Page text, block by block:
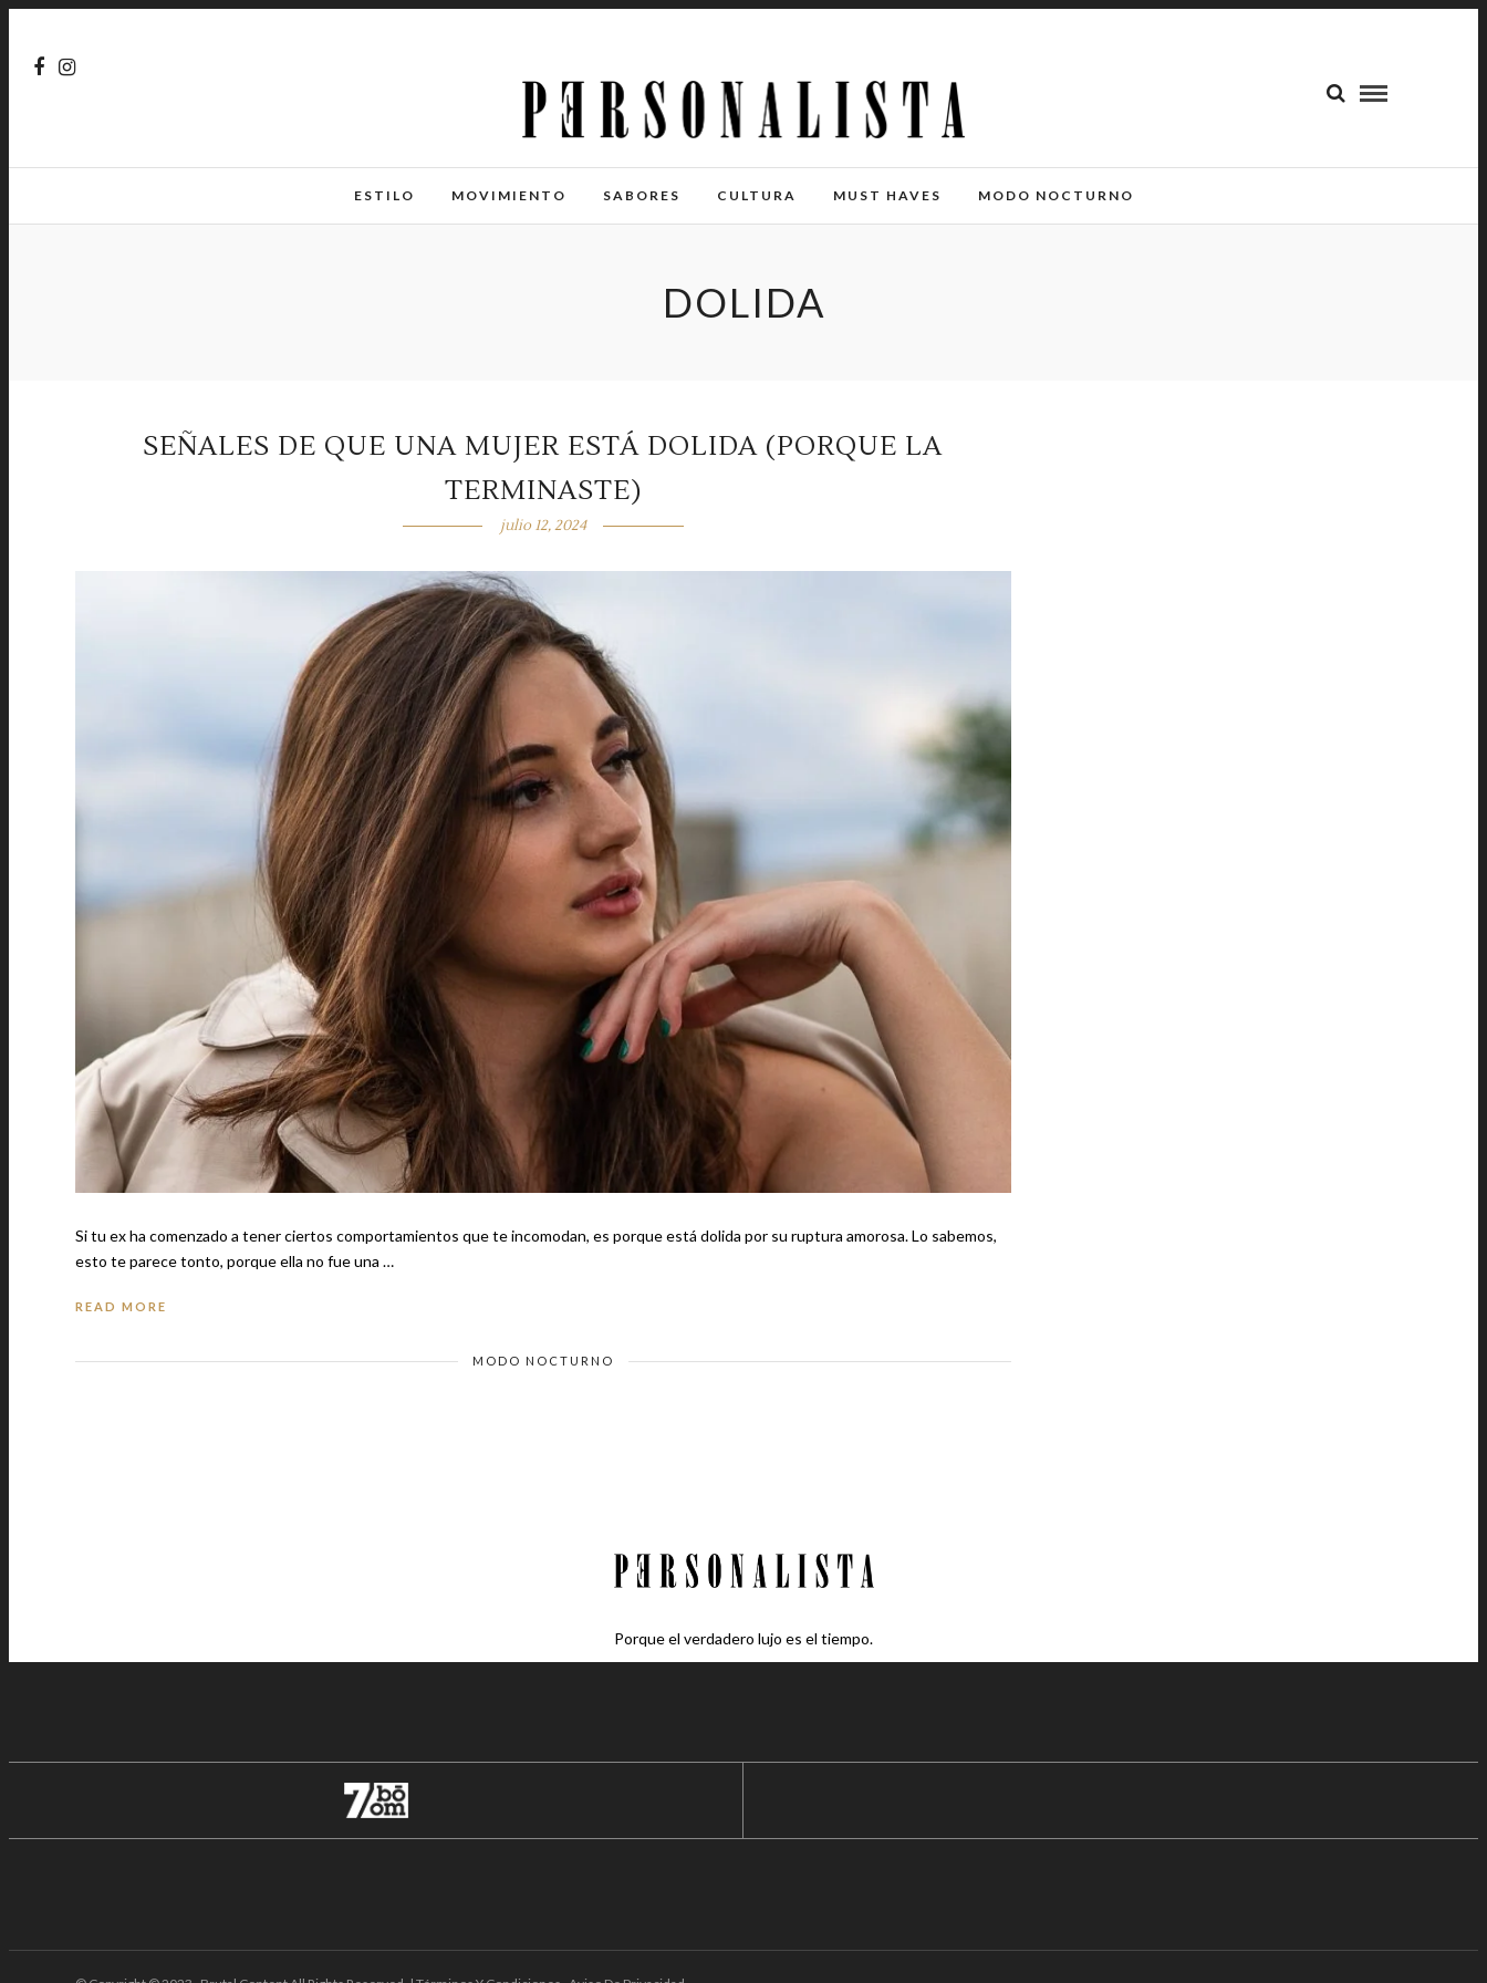
ESTILO MOVIMIENTO SABORES CULTURA MUST HAVES MODO NOCTURNO
DOLIDA
SEÑALES DE QUE UNA MUJER ESTÁ DOLIDA (PORQUE LA
TERMINASTE)
julio 12, 2024
Si tu ex ha comenzado a tener ciertos comportamientos que te incomodan, es porque está dolida por su ruptura amorosa. Lo sabemos,
esto te parece tonto, porque ella no fue una …
READ MORE
MODO NOCTURNO
Porque el verdadero lujo es el tiempo.